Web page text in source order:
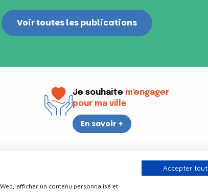
Voir toutes les publications
Je souhaite m'engager
pour ma ville
En savoir +
afficher un contenu personnalisé et
Accepter tout